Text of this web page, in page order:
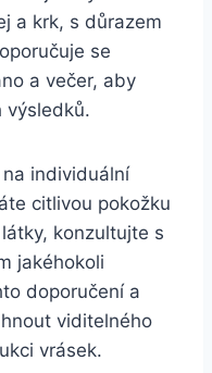
a krk, s důrazem
se
a večer, aby
výsledků.
individuální
citlivou pokožku
konzultujte s
jakéhokoli
doporučení a
viditelného
vrásek.